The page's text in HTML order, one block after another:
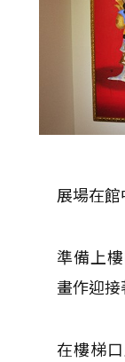
展場在館
準備上
畫作迎接
在樓梯